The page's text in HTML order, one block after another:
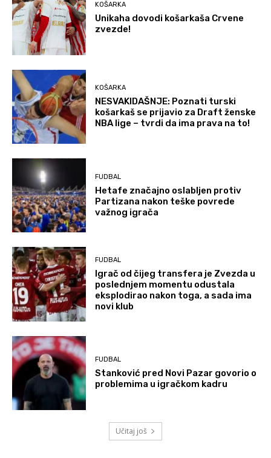
KOŠARKA
Unikaha dovodi košarkaša Crvene
zvezde!
KOŠARKA
NESVAKIDAŠNJE: Poznati turski
košarkaš se prijavio za Draft ženske
NBA lige – tvrdi da ima prava na to!
FUDBAL
Hetafe značajno oslabljen protiv
Partizana nakon teške povrede
važnog igrača
FUDBAL
Igrač od čijeg transfera je Zvezda u
poslednjem momentu odustala
eksplodirao nakon toga, a sada ima
novi klub
FUDBAL
Stanković pred Novi Pazar govorio o
problemima u igračkom kadru
Učitaj još